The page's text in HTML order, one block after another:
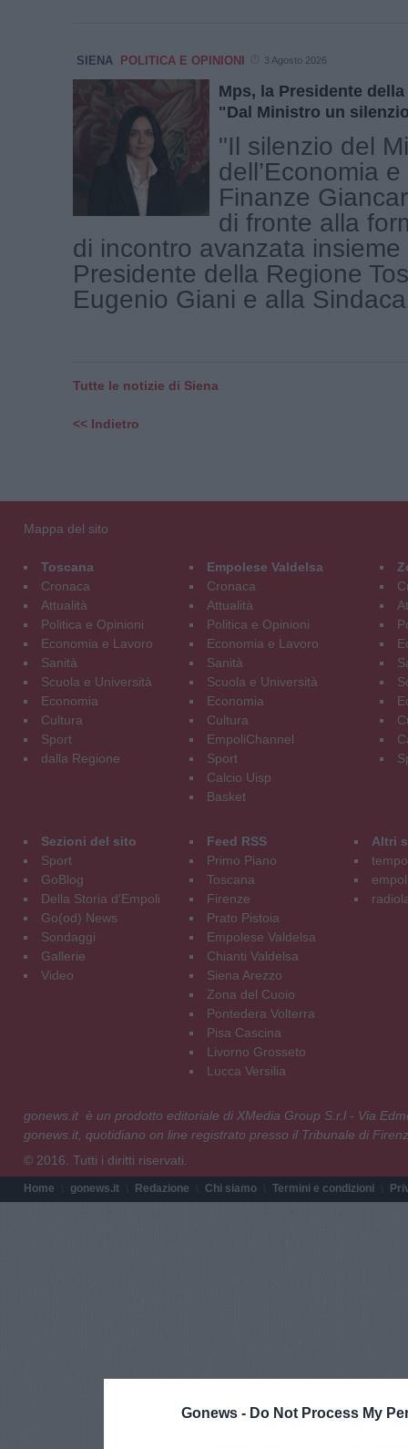
Gonews - Do Not Process My
SIENA POLITICA E OPINIONI 3 Agosto 2026
Mps, la Presidente
"Dal Ministro un
"Il silenzio del
dell’Economia
Finanze
di fronte alla
di incontro avanzata insieme
Presidente della Regione
Eugenio Giani e alla
Tutte le notizie di Siena
<< Indietro
Mappa del sito
Toscana
Cronaca
Attualità
Politica e Opinioni
Economia e Lavoro
Sanità
Scuola e Università
Economia
Cultura
Sport
dalla Regione
Empolese Valdelsa
Cronaca
Attualità
Politica e Opinioni
Economia e Lavoro
Sanità
Scuola e Università
Economia
Cultura
EmpoliChannel
Sport
Calcio Uisp
Basket
Sezioni del sito
Sport
GoBlog
Della Storia d'Empoli
Go(od) News
Sondaggi
Gallerie
Video
Feed RSS
Primo Piano
Toscana
Firenze
Prato Pistoia
Empolese Valdelsa
Chianti Valdelsa
Siena Arezzo
Zona del Cuoio
Pontedera Volterra
Pisa Cascina
Livorno Grosseto
Lucca Versilia
Altri
gonews.it è un prodotto editoriale di XMedia Group S.r.l - Via
gonews.it, quotidiano on line registrato presso il Tribunale di
© 2016. Tutti i diritti riservati.
Home gonews.it Redazione Chi siamo Termini e condizioni